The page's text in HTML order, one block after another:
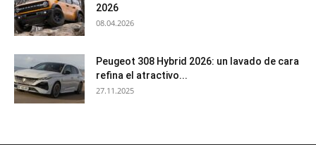
2026
08.04.2026
Peugeot 308 Hybrid 2026: un lavado de cara
refina el atractivo...
27.11.2025